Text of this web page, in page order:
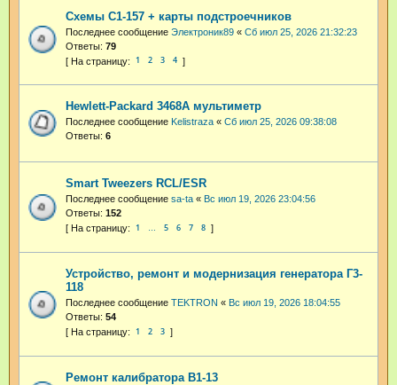
Схемы С1-157 + карты подстроечников
Последнее сообщение Электроник89 « Сб июл 25, 2026 21:32:23
Ответы: 79
1 2 3 4
Hewlett-Packard 3468A мультиметр
Последнее сообщение Kelistraza « Сб июл 25, 2026 09:38:08
Ответы: 6
Smart Tweezers RCL/ESR
Последнее сообщение sa-ta « Вс июл 19, 2026 23:04:56
Ответы: 152
1 … 5 6 7 8
Устройство, ремонт и модернизация генератора Г3-
118
Последнее сообщение TEKTRON « Вс июл 19, 2026 18:04:55
Ответы: 54
1 2 3
Ремонт калибратора В1-13